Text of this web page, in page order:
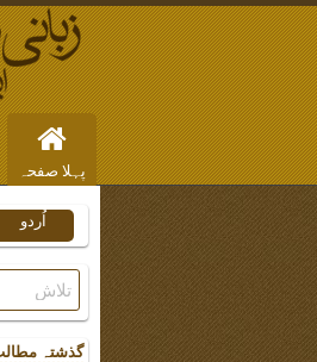
پہلا صفحہ
اُردو
گذشتہ